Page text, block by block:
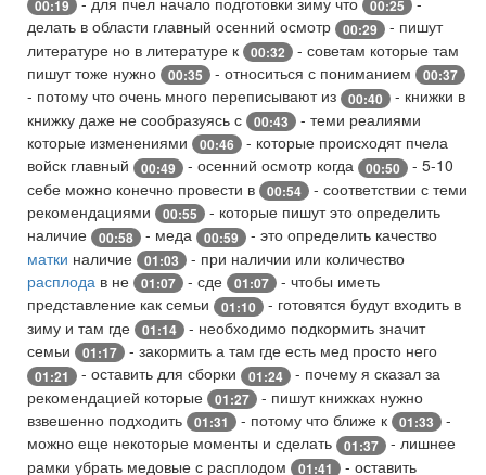
00:19 00:25
делать в области главный осенний осмотр
00:29
- пишут
литературе но в литературе к
00:32
- советам которые там
пишут тоже нужно
00:35 - относиться с пониманием 00:37
- потому что очень много переписывают из 00:40
- книжки в
книжку даже не сообразуясь с
00:43
- теми реалиями
которые изменениями
00:46
- которые происходят пчела
войск главный
00:49 - осенний осмотр когда 00:50
- 5-10
себе можно конечно провести в
00:54
- соответствии с теми
рекомендациями
00:55
- которые пишут это определить
наличие
00:58 - меда 00:59
- это определить качество
матки наличие 01:03
- при наличии или количество
расплода в не 01:07 - сде 01:07
- чтобы иметь
представление как семьи
01:10
- готовятся будут входить в
зиму и там где
01:14
- необходимо подкормить значит
семьи
01:17 - закормить а там где есть мед просто него
01:21 - оставить для сборки 01:24
- почему я сказал за
рекомендацией которые
01:27
- пишут книжках нужно
взвешенно подходить
01:31 - потому что ближе к 01:33
-
можно еще некоторые моменты и сделать
01:37
- лишнее
рамки убрать медовые с расплодом
01:41
- оставить